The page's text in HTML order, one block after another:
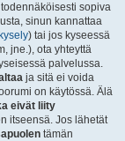
sopiva
sinun kannattaa
) tai jos kyseessä
jne.), ota yhteyttä
palvelussa.
ja sitä ei voida
on käytössä. Älä
eivät liity
itseensä. Jos lähetät
tämän